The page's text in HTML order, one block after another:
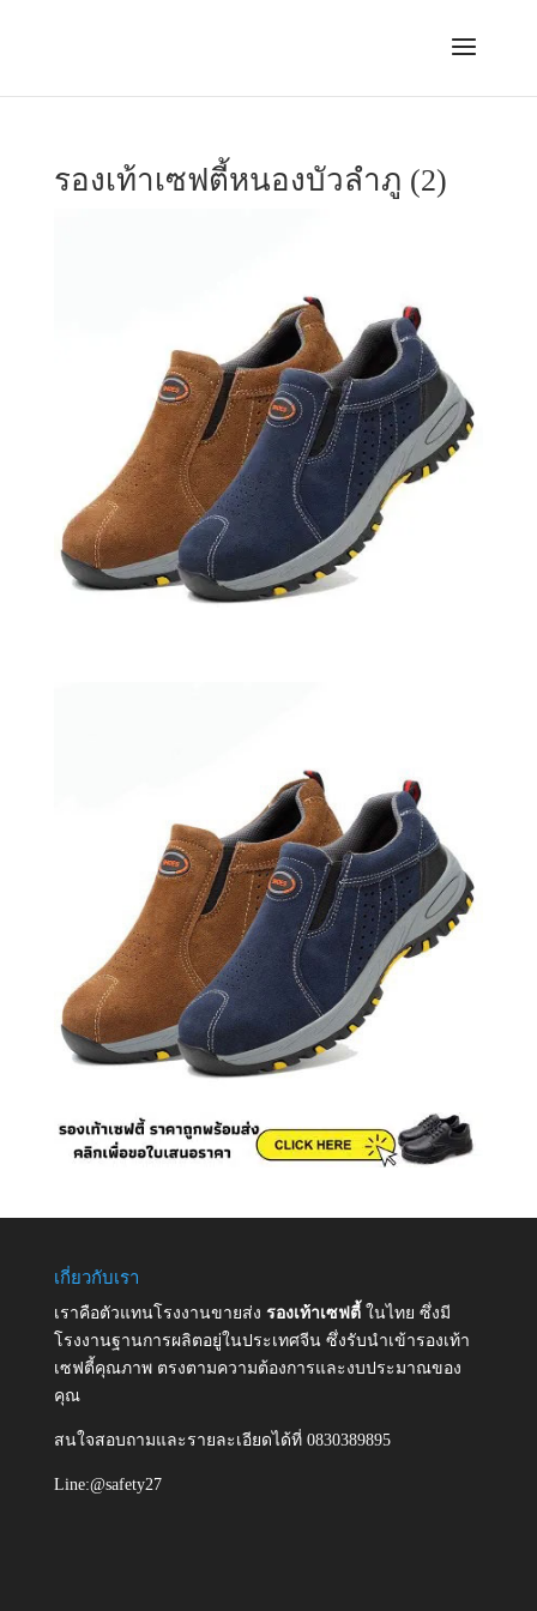
รองเท้าเซฟตี้หนองบัวลำภู (2)
เกี่ยวกับเรา
เราคือตัวแทนโรงงานขายส่ง รองเท้าเซฟตี้ ในไทย ซึ่งมี
โรงงานฐานการผลิตอยู่ในประเทศจีน ซึ่งรับนำเข้ารองเท้า
เซฟตี้คุณภาพ ตรงตามความต้องการและงบประมาณของ
คุณ
สนใจสอบถามและรายละเอียดได้ที่ 0830389895
Line:@safety27